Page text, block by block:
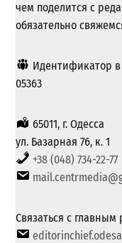
чем поделится с
обязательно
Идентификатор в
05363
65011, г. Одесса
ул. Базарная 76, к. 1
+38 (048) 734-22-77
Связаться с главным